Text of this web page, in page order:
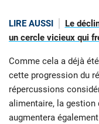
LIRE AUSSI
Le
un cercle vicieux qui
Comme cela a déjà
cette progression du
répercussions
alimentaire, la gestion
augmentera